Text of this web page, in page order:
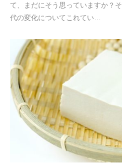
て、まだにそう思っていますか？
代の変化についてこれてい…